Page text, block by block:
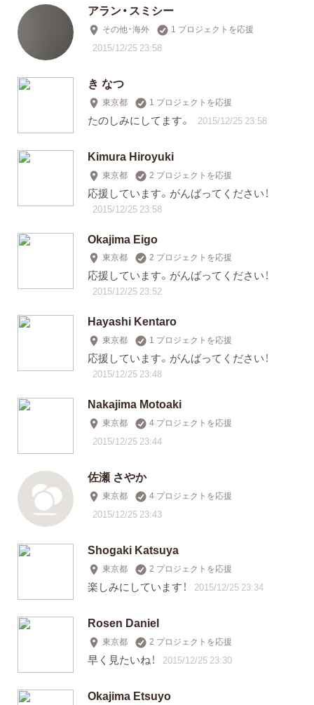
アラン・スミシー
その他・海外 1 プロジェクトを応援
2015/12/25 23:58
き なつ
東京都 1 プロジェクトを応援
たのしみにしてます。 2015/12/25 23:58
Kimura Hiroyuki
東京都 2 プロジェクトを応援
応援しています。がんばってください！
2015/12/25 23:58
Okajima Eigo
東京都 2 プロジェクトを応援
応援しています。がんばってください！
2015/12/25 23:52
Hayashi Kentaro
東京都 1 プロジェクトを応援
応援しています。がんばってください！
2015/12/25 23:48
Nakajima Motoaki
東京都 4 プロジェクトを応援
2015/12/25 23:44
佐瀬 さやか
東京都 4 プロジェクトを応援
2015/12/25 23:43
Shogaki Katsuya
東京都 2 プロジェクトを応援
楽しみにしています！ 2015/12/25 23:34
Rosen Daniel
東京都 2 プロジェクトを応援
早く見たいね！ 2015/12/25 23:30
Okajima Etsuyo